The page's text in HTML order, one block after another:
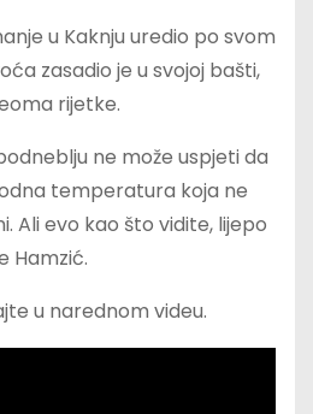
u Kaknju uredio po svom
zasadio je u svojoj bašti,
rijetke.
ne može uspjeti da
temperatura koja ne
Ali evo kao što vidite, lijepo
Hamzić.
u narednom videu.